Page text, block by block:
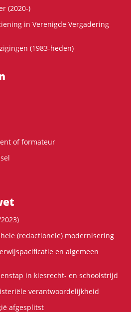
(2020-)
in Verenigde Vergadering
(1983-heden)
of formateur
(redactionele) modernisering
en algemeen
in kiesrecht- en schoolstrijd
verantwoordelijkheid
afgesplitst